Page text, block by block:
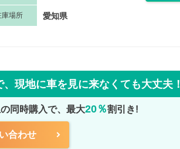
庫場所 愛知県
現地に車を見に来なくても大丈夫！
の同時購入で、最大20％割引き!
合わせ